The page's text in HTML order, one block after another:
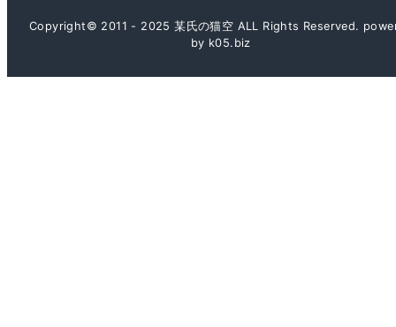
Copyright© 2011 - 2025 某氏の猫空 ALL Rights Reserved.
by k05.biz